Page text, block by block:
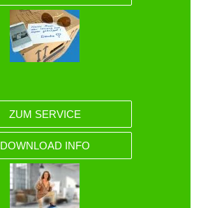
ZUM SERVICE
DOWNLOAD INFO